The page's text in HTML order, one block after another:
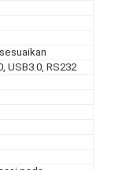
USB3.0, RS232